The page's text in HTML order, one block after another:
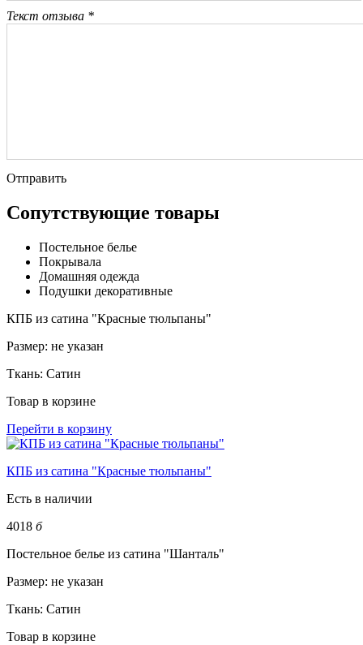
Текст отзыва *
Отправить
Сопутствующие товары
Постельное белье
Покрывала
Домашняя одежда
Подушки декоративные
КПБ из сатина "Красные тюльпаны"
Размер: не указан
Ткань: Сатин
Товар в корзине
Перейти в корзину
КПБ из сатина "Красные тюльпаны"
Есть в наличии
4018 б
Постельное белье из сатина "Шанталь"
Размер: не указан
Ткань: Сатин
Товар в корзине